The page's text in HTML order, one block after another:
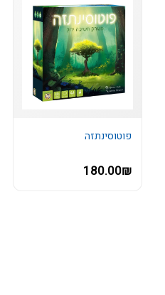
פוטוסינתזה
180.00₪